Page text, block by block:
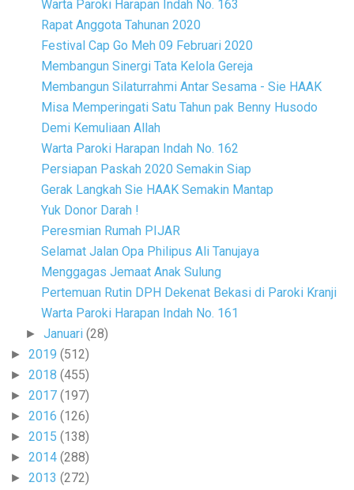
Warta Paroki Harapan Indah No. 163
Rapat Anggota Tahunan 2020
Festival Cap Go Meh 09 Februari 2020
Membangun Sinergi Tata Kelola Gereja
Membangun Silaturrahmi Antar Sesama - Sie HAAK
Misa Memperingati Satu Tahun pak Benny Husodo
Demi Kemuliaan Allah
Warta Paroki Harapan Indah No. 162
Persiapan Paskah 2020 Semakin Siap
Gerak Langkah Sie HAAK Semakin Mantap
Yuk Donor Darah !
Peresmian Rumah PIJAR
Selamat Jalan Opa Philipus Ali Tanujaya
Menggagas Jemaat Anak Sulung
Pertemuan Rutin DPH Dekenat Bekasi di Paroki Kranji
Warta Paroki Harapan Indah No. 161
►Januari(28)
► 2019 (512)
► 2018 (455)
► 2017 (197)
► 2016 (126)
► 2015 (138)
► 2014 (288)
► 2013 (272)